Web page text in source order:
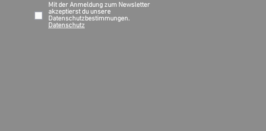
Edinburgh führt
Touristensteuer ein
Mit der Anmeldung zum Newsletter
akzeptierst du unsere
Datenschutzbestimmungen.
Datenschutz